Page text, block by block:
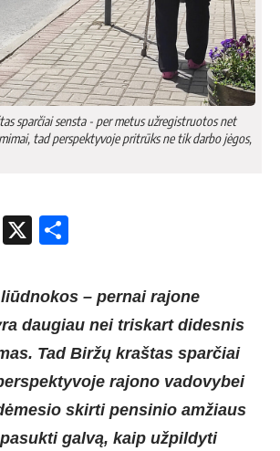
sparčiai sensta - per metus užregistruotos net
tad perspektyvoje pritrūks ne tik darbo jėgos,
WhatsApp
X
– pernai rajone
daugiau nei triskart didesnis
Tad Biržų kraštas sparčiai
rajono vadovybei
skirti pensinio amžiaus
galvą, kaip užpildyti